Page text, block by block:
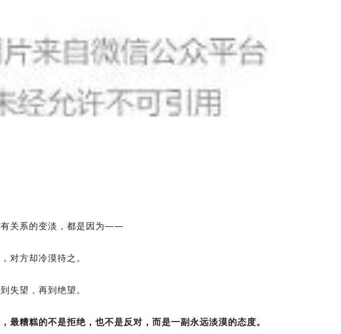
关系的变淡，都是因为——
对方却冷漠待之。
失望，再到绝望。
最糟糕的不是拒绝，也不是反对，而是一副永远淡漠的态度。